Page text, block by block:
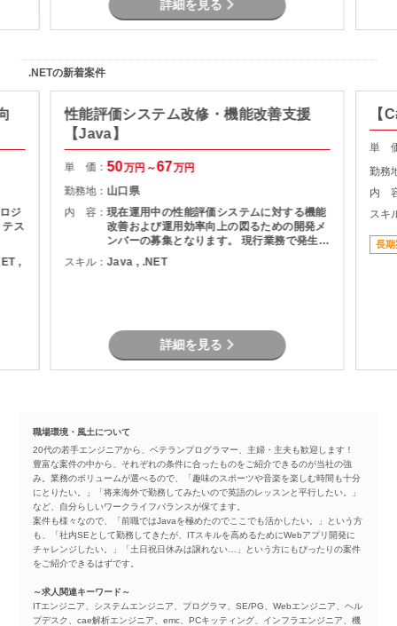
詳細を見る
.NETの新着案件
ジ
ス
,
性能評価システム改修・機能改善支援
【Java】
単 価：50万円～67万円
勤務地： 山口県
内 容：現在運用中の性能評価システムに対する機能
改善および運用効率向上の図るための開発メ
ンバーの募集となります。 現行業務で発生し
ている課題を整理し、機能追加を実現しま
す。
スキル：Java , .NET
詳細を見る
【
単
勤務
内
スキ
長期
職場環境・風土について
20代の若手エンジニアから、ベテランプログラマー、主婦・主夫も歓迎します！
豊富な案件の中から、それぞれの条件に合ったものをご紹介できるのが当社の強
み。業務のボリュームが選べるので、「趣味のスポーツや音楽を楽しむ時間も十分
にとりたい。」「将来海外で勤務してみたいので英語のレッスンと平行したい。」
など、自分らしいワークライフバランスが保てます。
案件も様々なので、「前職ではJavaを極めたのでここでも活かしたい。」という方
も、「社内SEとして勤務してきたが、ITスキルを高めるためにWebアプリ開発に
チャレンジしたい。」「土日祝日休みは譲れない…」という方にもぴったりの案件
をご紹介できるはずです。
～求人関連キーワード～
ITエンジニア、システムエンジニア、プログラマ、SE/PG、Webエンジニア、ヘル
プデスク、cae解析エンジニア、emc、PCキッティング、インフラエンジニア、機